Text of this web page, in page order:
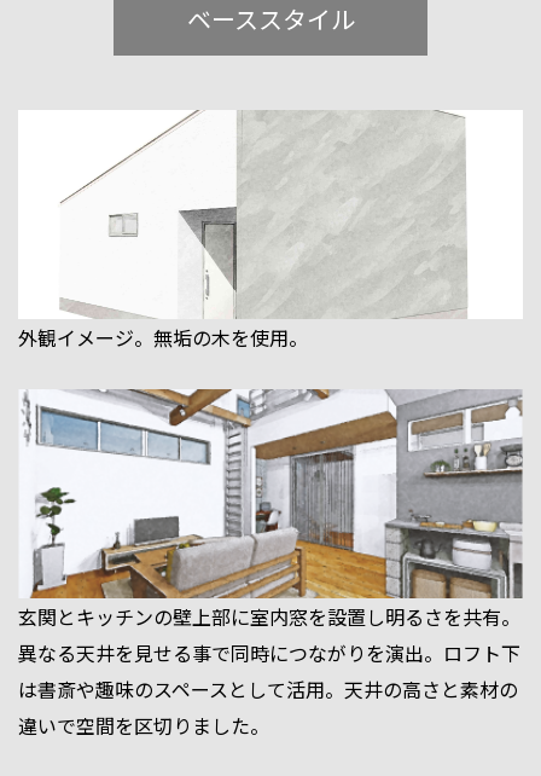
ベーススタイル
外観イメージ。無垢の木を使用。
玄関とキッチンの壁上部に室内窓を設置し明るさを共有。
異なる天井を見せる事で同時につながりを演出。ロフト下
は書斎や趣味のスペースとして活用。天井の高さと素材の
違いで空間を区切りました。